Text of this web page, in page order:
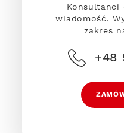
Konsultanci
wiadomość.
zakres
+48